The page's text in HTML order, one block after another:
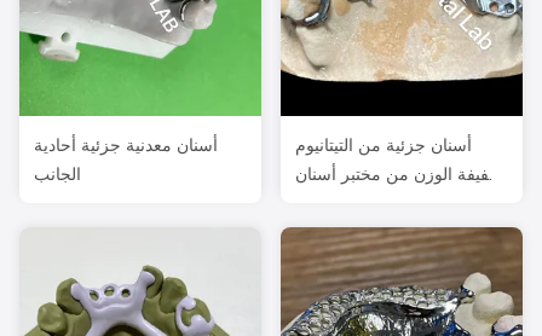
أسنان معدنية جزئية أحادية
الجانب
أسنان جزئية من التيتانيوم
خفيفة الوزن من مختبر أسنان